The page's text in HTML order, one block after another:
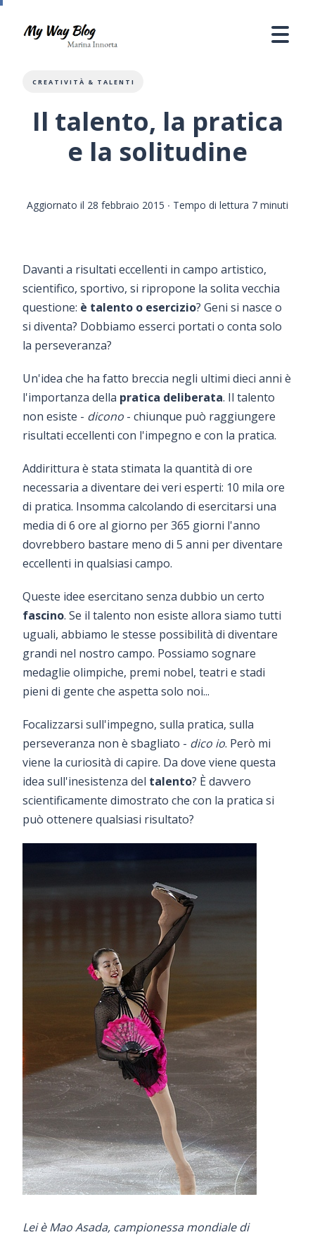
CREATIVITÀ & TALENTI
Il talento, la pratica
e la solitudine
Aggiornato il 28 febbraio 2015 ∙ Tempo di lettura 7 minuti
Davanti a risultati eccellenti in campo artistico,
scientifico, sportivo, si ripropone la solita vecchia
questione: è talento o esercizio? Geni si nasce o
si diventa? Dobbiamo esserci portati o conta solo
la perseveranza?
Un'idea che ha fatto breccia negli ultimi dieci anni è
l'importanza della pratica deliberata. Il talento
non esiste - dicono - chiunque può raggiungere
risultati eccellenti con l'impegno e con la pratica.
Addirittura è stata stimata la quantità di ore
necessaria a diventare dei veri esperti: 10 mila ore
di pratica. Insomma calcolando di esercitarsi una
media di 6 ore al giorno per 365 giorni l'anno
dovrebbero bastare meno di 5 anni per diventare
eccellenti in qualsiasi campo.
Queste idee esercitano senza dubbio un certo
fascino. Se il talento non esiste allora siamo tutti
uguali, abbiamo le stesse possibilità di diventare
grandi nel nostro campo. Possiamo sognare
medaglie olimpiche, premi nobel, teatri e stadi
pieni di gente che aspetta solo noi...
Focalizzarsi sull'impegno, sulla pratica, sulla
perseveranza non è sbagliato - dico io. Però mi
viene la curiosità di capire. Da dove viene questa
idea sull'inesistenza del talento? È davvero
scientificamente dimostrato che con la pratica si
può ottenere qualsiasi risultato?
Lei è Mao Asada, campionessa mondiale di